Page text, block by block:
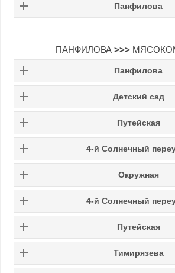
Панфилова
ПАНФИЛОВА >>>
Панфилова
Детский сад
Путейская
4-й Солнечный
Окружная
4-й Солнечный
Путейская
Тимирязева